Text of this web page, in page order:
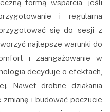
formą wsparcia, jeśli
i regularna
się do sesji z
najlepsze warunki do
i zaangażowanie w
decyduje o efektach,
Nawet drobne działania
i budować poczucie